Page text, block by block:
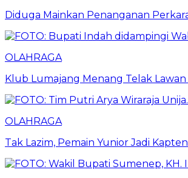
Diduga Mainkan Penanganan
OLAHRAGA
Klub Lumajang Menang Telak
OLAHRAGA
Tak Lazim, Pemain Yunior Jadi